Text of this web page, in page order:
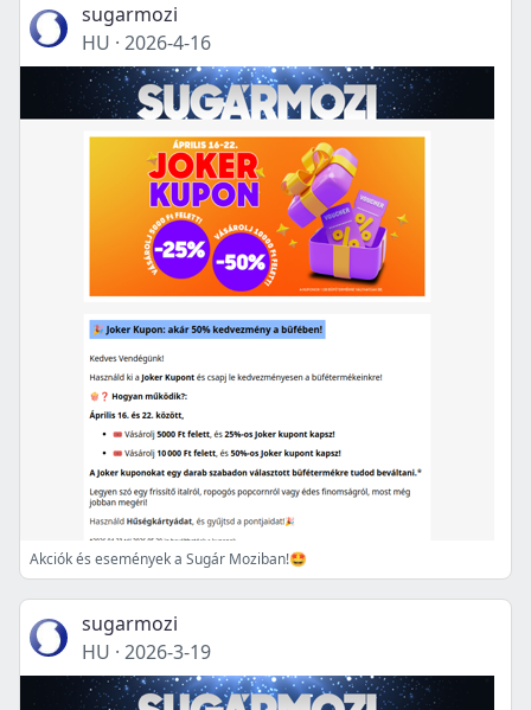
sugarmozi
HU · 2026-4-16
Akciók és események a Sugár Moziban!🤩
sugarmozi
HU · 2026-3-19